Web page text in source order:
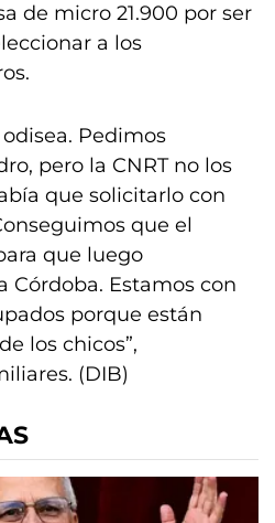
de micro 21.900 por ser
a los
Pedimos
pero la CNRT no los
que solicitarlo con
que el
que luego
Córdoba. Estamos con
porque están
los chicos”,
(DIB)